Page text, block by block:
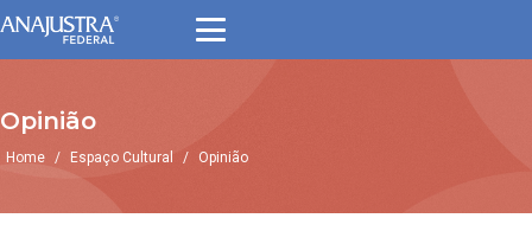
Opinião
Home / Espaço Cultural / Opinião